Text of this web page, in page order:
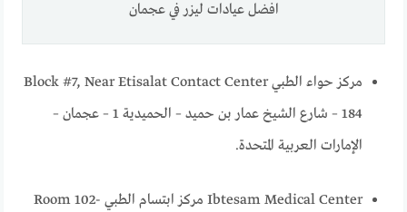
افضل عيادات ليزر في عجمان
مركز حواء الطبي Block #7, Near Etisalat Contact Center
– 184 شارع الشيخ عمار بن حميد – الحميدية 1 – عجمان –
الإمارات العربية المتحدة.
Ibtesam Medical Center مركز ابتسام الطبي Room 102-